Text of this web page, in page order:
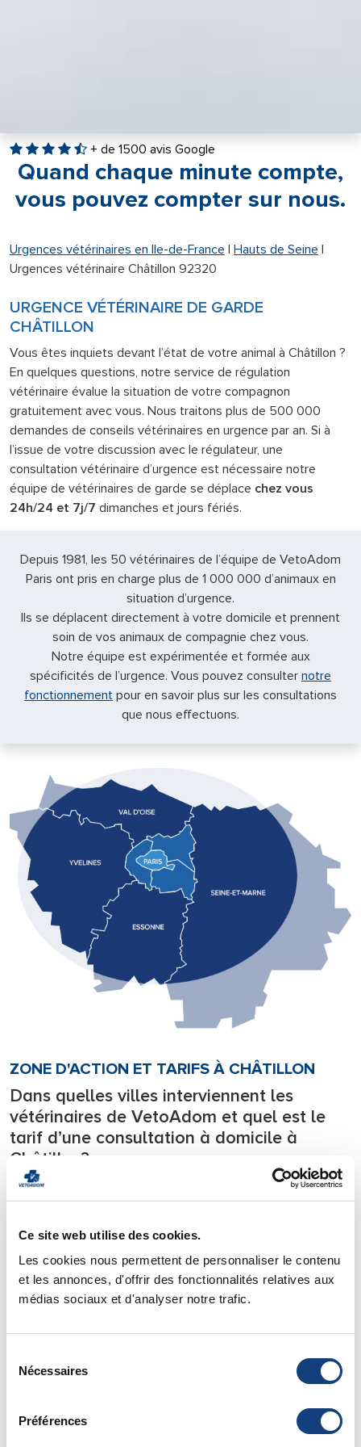
Ce site web utilise des cookies.
Les cookies nous permettent de personnaliser le contenu
et les annonces, d'offrir des fonctionnalités relatives aux
médias sociaux et d'analyser notre trafic.
Nécessaires
Préférences
+ de 1500 avis Google
Quand chaque minute compte,
vous pouvez compter sur nous.
Urgences vétérinaires en Ile-de-France | Hauts de Seine |
Urgences vétérinaire Châtillon 92320
URGENCE VÉTÉRINAIRE DE GARDE
CHÂTILLON
Vous êtes inquiets devant l’état de votre animal à Châtillon ?
En quelques questions, notre service de régulation
vétérinaire évalue la situation de votre compagnon
gratuitement avec vous. Nous traitons plus de 500 000
demandes de conseils vétérinaires en urgence par an. Si à
l’issue de votre discussion avec le régulateur, une
consultation vétérinaire d’urgence est nécessaire notre
équipe de vétérinaires de garde se déplace chez vous
24h/24 et 7j/7 dimanches et jours fériés.
Depuis 1981, les 50 vétérinaires de l’équipe de VetoAdom
Paris ont pris en charge plus de 1 000 000 d’animaux en
situation d’urgence.
Ils se déplacent directement à votre domicile et prennent
soin de vos animaux de compagnie chez vous.
Notre équipe est expérimentée et formée aux
spécificités de l’urgence. Vous pouvez consulter notre
fonctionnement pour en savoir plus sur les consultations
que nous effectuons.
ZONE D'ACTION ET TARIFS À CHÂTILLON
Dans quelles villes interviennent les
vétérinaires de VetoAdom et quel est le
tarif d’une consultation à domicile à
Châtillon?
Notre équipe de vétérinaires se déplace 24h/24sur tous les
départements l’Ile de France.
Nous intervenons en urgence7j/7 directement à votre
domicileavec tout le matériel nécessaire à la prise en
charge des urgences et soignons votre animal de compagnie
directement chez lui.
d’action.
de nos déplacements